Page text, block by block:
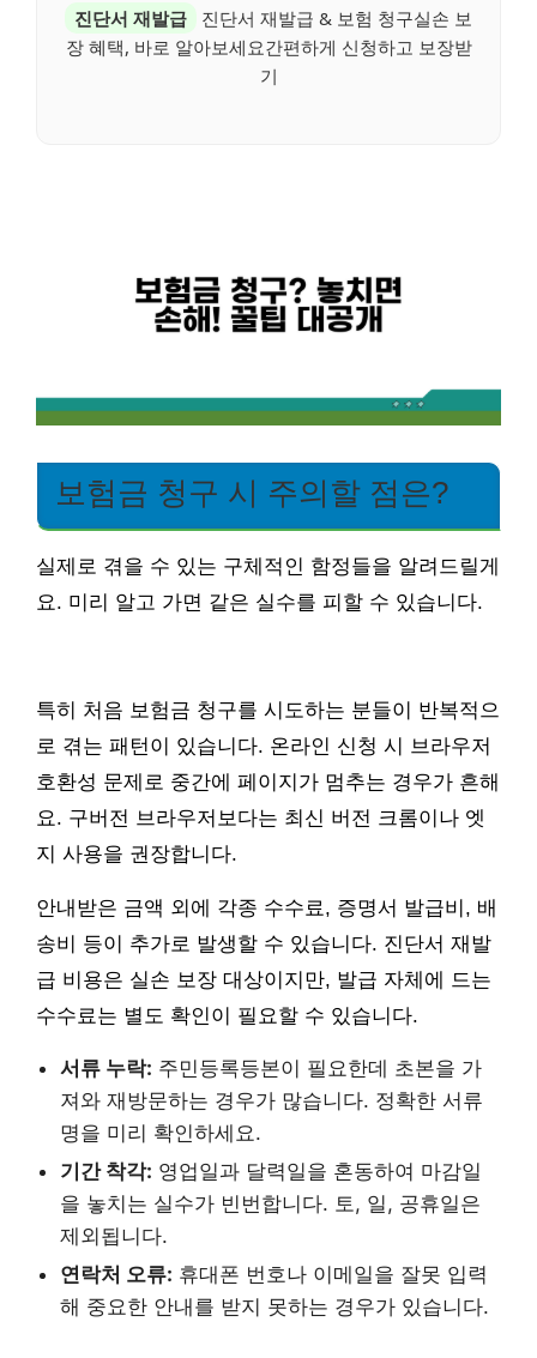
진단서 재발급
진단서 재발급 & 보험 청구실손 보
장 혜택, 바로 알아보세요간편하게 신청하고 보장받
기
보험금 청구 시 주의할 점은?
실제로 겪을 수 있는 구체적인 함정들을 알려드릴게
요. 미리 알고 가면 같은 실수를 피할 수 있습니다.
특히 처음 보험금 청구를 시도하는 분들이 반복적으
로 겪는 패턴이 있습니다. 온라인 신청 시 브라우저
호환성 문제로 중간에 페이지가 멈추는 경우가 흔해
요. 구버전 브라우저보다는 최신 버전 크롬이나 엣
지 사용을 권장합니다.
안내받은 금액 외에 각종 수수료, 증명서 발급비, 배
송비 등이 추가로 발생할 수 있습니다. 진단서 재발
급 비용은 실손 보장 대상이지만, 발급 자체에 드는
수수료는 별도 확인이 필요할 수 있습니다.
서류 누락: 주민등록등본이 필요한데 초본을 가
져와 재방문하는 경우가 많습니다. 정확한 서류
명을 미리 확인하세요.
기간 착각: 영업일과 달력일을 혼동하여 마감일
을 놓치는 실수가 빈번합니다. 토, 일, 공휴일은
제외됩니다.
연락처 오류: 휴대폰 번호나 이메일을 잘못 입력
해 중요한 안내를 받지 못하는 경우가 있습니다.